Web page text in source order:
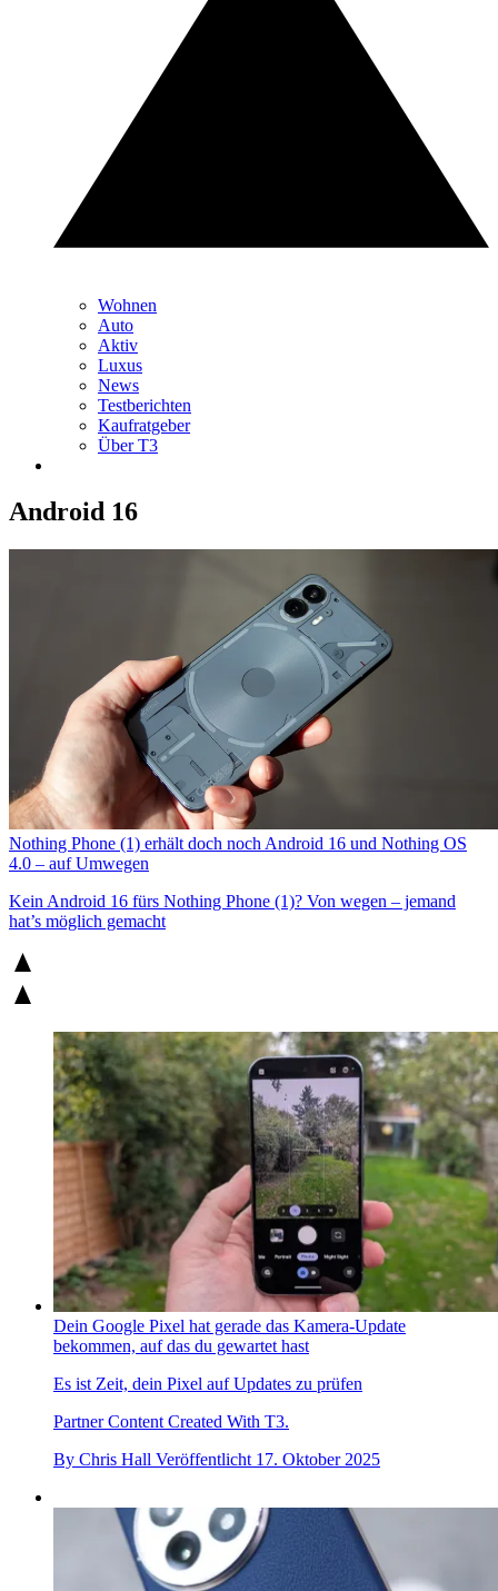
Wohnen
Auto
Aktiv
Luxus
News
Testberichten
Kaufratgeber
Über T3
Android 16
Nothing Phone (1) erhält doch noch Android 16 und Nothing OS
4.0 – auf Umwegen
Kein Android 16 fürs Nothing Phone (1)? Von wegen – jemand
hat’s möglich gemacht
Dein Google Pixel hat gerade das Kamera-Update
bekommen, auf das du gewartet hast
Es ist Zeit, dein Pixel auf Updates zu prüfen
Partner Content Created With T3.
By Chris Hall Veröffentlicht 17. Oktober 2025